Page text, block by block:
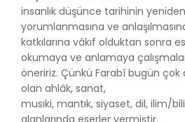
insanlık düşünce tarihinin yeniden
yorumlanmasına ve
katkılarına vâkıf olduktan sonra
okumaya ve anlamaya
öneririz. Çünkü Farabî bugün çok
olan ahlâk, sanat,
musıki, mantık, siyaset, dil, ilim/
alanlarında eserler vermiştir.